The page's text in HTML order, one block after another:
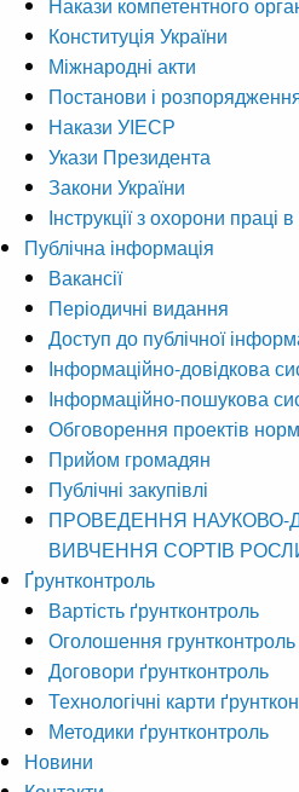
Накази компетентного
Конституція України
Міжнародні акти
Постанови і
Накази УІЕСР
Укази Президента
Закони України
Інструкції з охорони праці
Публічна інформація
Вакансії
Періодичні видання
Доступ до публічної
Інформаційно-довідкова
Інформаційно-пошукова
Обговорення проектів
Прийом громадян
Публічні закупівлі
ПРОВЕДЕННЯ НАУКОВО-
ВИВЧЕННЯ СОРТІВ
Ґрунтконтроль
Вартість ґрунтконтроль
Оголошення грунтконтроль
Договори ґрунтконтроль
Технологічні карти
Методики ґрунтконтроль
Новини